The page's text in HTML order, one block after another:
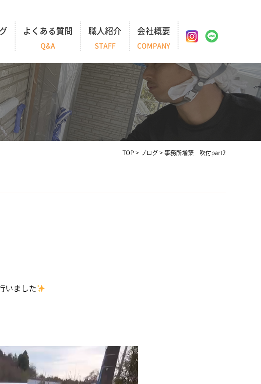
よくある質問
Q&A
職人紹介
STAFF
会社概要
COMPANY
TOP > ブログ > 事務所増築 吹付part2
いました